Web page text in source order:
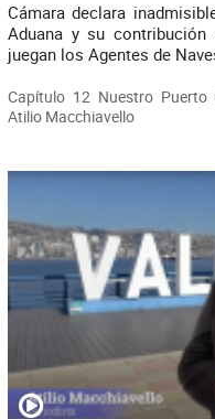
Cámara declara
Aduana y su
juegan los Agentes de
Capítulo 12 Nuestro Puerto
Atilio Macchiavello